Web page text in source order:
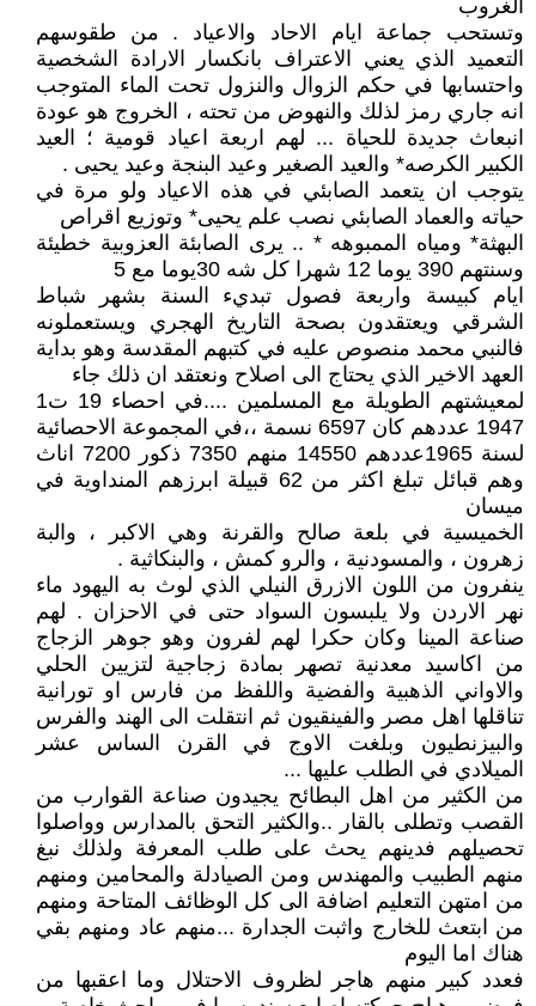
الغروب
وتستحب جماعة ايام الاحاد والاعياد . من طقوسهم
التعميد الذي يعني الاعتراف بانكسار الارادة الشخصية
واحتسابها في حكم الزوال والنزول تحت الماء المتوجب
انه جاري رمز لذلك والنهوض من تحته ، الخروج هو عودة
انبعاث جديدة للحياة ... لهم اربعة اعياد قومية ؛ العيد
الكبير الكرصه* والعيد الصغير وعيد البنجة وعيد يحيى .
يتوجب ان يتعمد الصابئي في هذه الاعياد ولو مرة في
حياته والعماد الصابئي نصب علم يحيى* وتوزيع اقراص
البهثة* ومياه الممبوهه * .. يرى الصابئة العزوبية خطيئة
وسنتهم 390 يوما 12 شهرا كل شه 30يوما مع 5
ايام كبيسة واربعة فصول تبديء السنة بشهر شباط
الشرقي ويعتقدون بصحة التاريخ الهجري ويستعملونه
فالنبي محمد منصوص عليه في كتبهم المقدسة وهو بداية
العهد الاخير الذي يحتاج الى اصلاح ونعتقد ان ذلك جاء
لمعيشتهم الطويلة مع المسلمين ....في احصاء 19 ت1
1947 عددهم كان 6597 نسمة ،،في المجموعة الاحصائية
لسنة 1965عددهم 14550 منهم 7350 ذكور 7200 اناث
وهم قبائل تبلغ اكثر من 62 قبيلة ابرزهم المنداوية في
ميسان
الخميسية في بلعة صالح والقرنة وهي الاكبر ، والبة
زهرون ، والمسودنية ، والرو كمش ، والبنكاثية .
ينفرون من اللون الازرق النيلي الذي لوث به اليهود ماء
نهر الاردن ولا يلبسون السواد حتى في الاحزان . لهم
صناعة المينا وكان حكرا لهم لفرون وهو جوهر الزجاج
من اكاسيد معدنية تصهر بمادة زجاجية لتزيين الحلي
والاواني الذهبية والفضية واللفظ من فارس او تورانية
تناقلها اهل مصر والفينقيون ثم انتقلت الى الهند والفرس
والبيزنطيون وبلغت الاوج في القرن الساس عشر
الميلادي في الطلب عليها ...
من الكثير من اهل البطائح يجيدون صناعة القوارب من
القصب وتطلى بالقار ..والكثير التحق بالمدارس وواصلوا
تحصيلهم فدينهم يحث على طلب المعرفة ولذلك نبغ
منهم الطبيب والمهندس ومن الصيادلة والمحامين ومنهم
من امتهن التعليم اضافة الى كل الوظائف المتاحة ومنهم
من ابتعث للخارج واثبت الجدارة ...منهم عاد ومنهم بقي
هناك اما اليوم
فعدد كبير منهم هاجر لظروف الاحتلال وما اعقبها من